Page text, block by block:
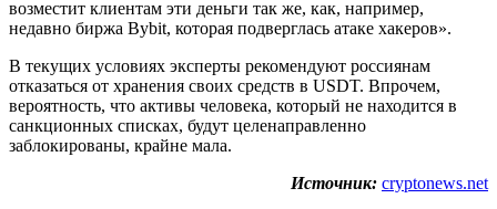
возместит клиентам эти деньги так же, как, например,
недавно биржа Bybit, которая подверглась атаке хакеров».
В текущих условиях эксперты рекомендуют россиянам
отказаться от хранения своих средств в USDT. Впрочем,
вероятность, что активы человека, который не находится в
санкционных списках, будут целенаправленно
заблокированы, крайне мала.
Источник: cryptonews.net